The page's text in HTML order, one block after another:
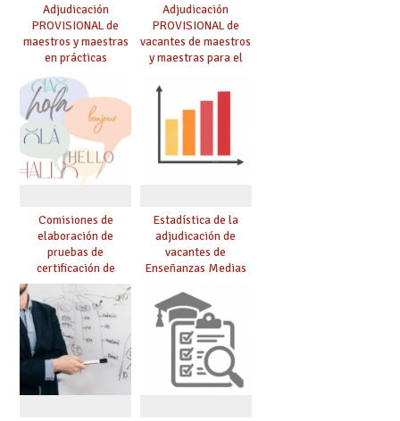
Adjudicación
PROVISIONAL de
maestros y maestras
en prácticas
Adjudicación
PROVISIONAL de
vacantes de maestros
y maestras para el
Comisiones de
elaboración de
pruebas de
certificación de
competencia
lingüística: publicada
resolución definitiva
Estadística de la
adjudicación de
vacantes de
Enseñanzas Medias